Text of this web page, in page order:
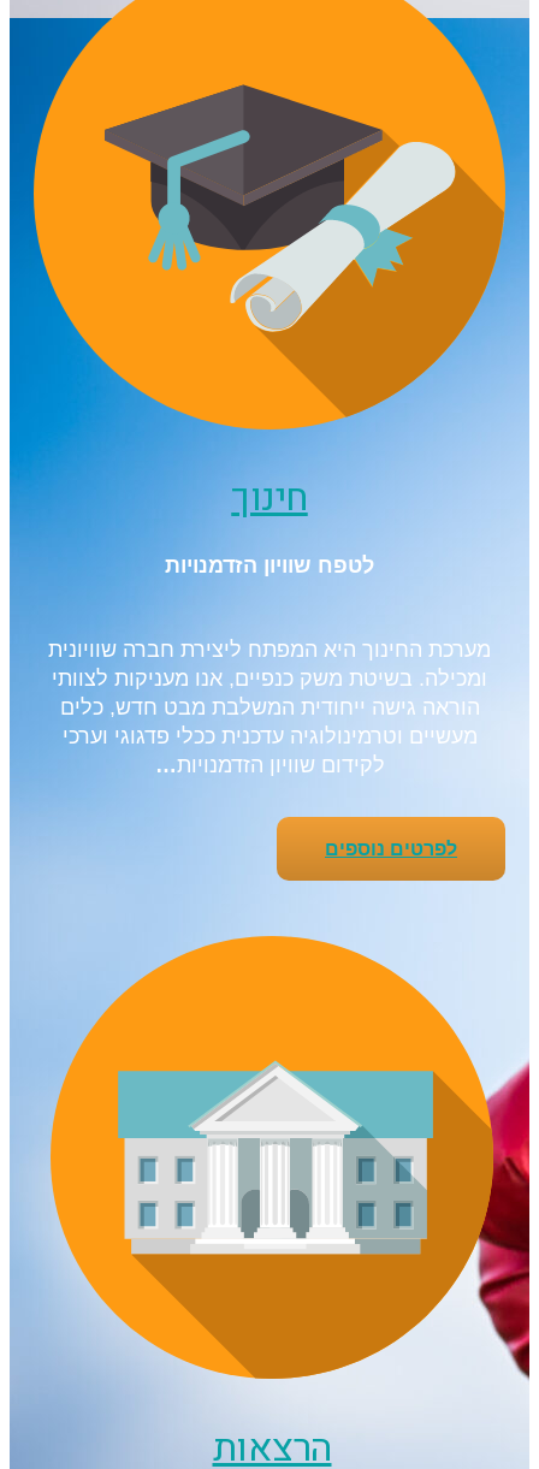
חינוך
לטפח שוויון הזדמנויות
מערכת החינוך היא המפתח ליצירת חברה שוויונית
ומכילה. בשיטת משק כנפיים, אנו מעניקות לצוותי
הוראה גישה ייחודית המשלבת מבט חדש, כלים
מעשיים וטרמינולוגיה עדכנית ככלי פדגוגי וערכי
לקידום שוויון הזדמנויות…
לפרטים נוספים
הרצאות